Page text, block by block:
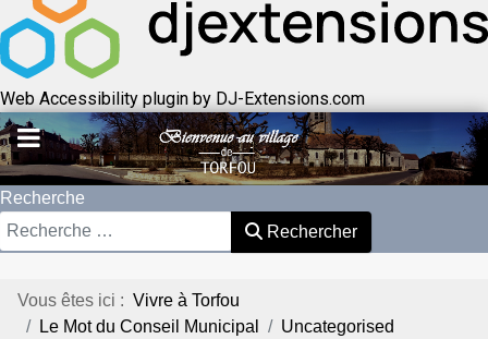
Web Accessibility plugin by DJ-Extensions.com
Recherche
Rechercher
Vous êtes ici : Vivre à Torfou
Le Mot du Conseil Municipal
Uncategorised